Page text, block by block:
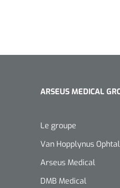
ARSEUS MEDICAL
Le groupe
Van Hopplynus
Arseus Medical
DMB Medical